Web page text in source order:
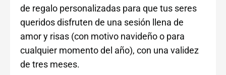
de regalo personalizadas para que tus seres
queridos disfruten de una sesión llena de
amor y risas (con motivo navideño o para
cualquier momento del año), con una validez
de tres meses.